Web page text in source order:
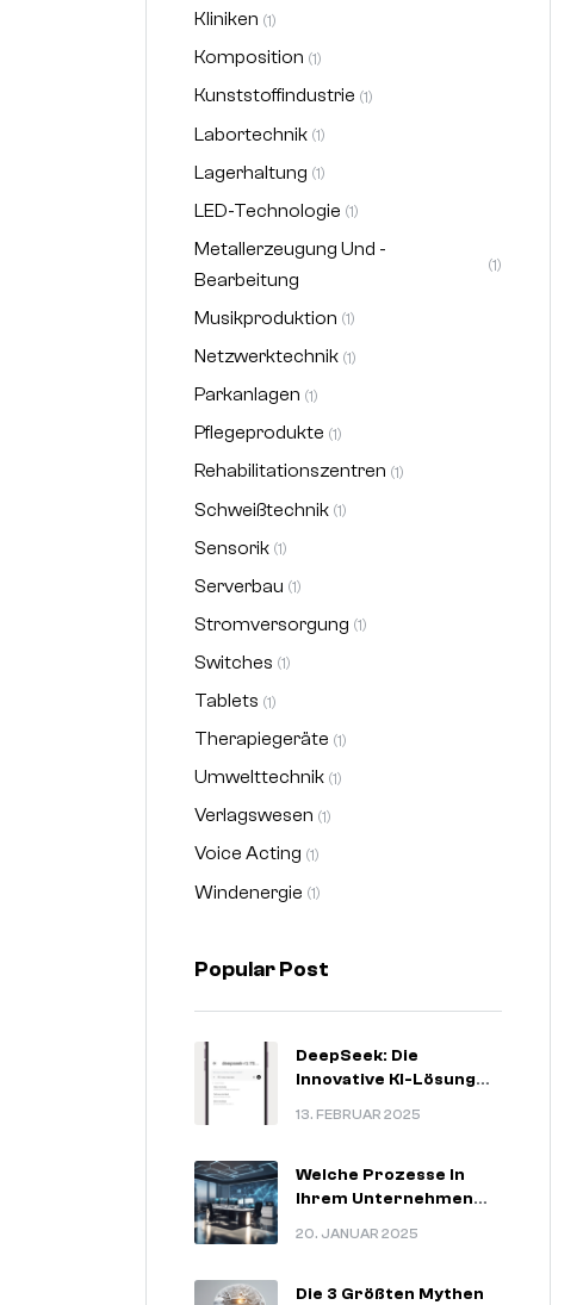
Kliniken (1)
Komposition (1)
Kunststoffindustrie (1)
Labortechnik (1)
Lagerhaltung (1)
LED-Technologie (1)
Metallerzeugung Und -
Bearbeitung
(1)
Musikproduktion (1)
Netzwerktechnik (1)
Parkanlagen (1)
Pflegeprodukte (1)
Rehabilitationszentren (1)
Schweißtechnik (1)
Sensorik (1)
Serverbau (1)
Stromversorgung (1)
Switches (1)
Tablets (1)
Therapiegeräte (1)
Umwelttechnik (1)
Verlagswesen (1)
Voice Acting (1)
Windenergie (1)
Popular Post
13. FEBRUAR 2025
DeepSeek: Die
Innovative KI-Lösung
20. JANUAR 2025
Welche Prozesse In
Ihrem Unternehmen
Die 3 Größten Mythen